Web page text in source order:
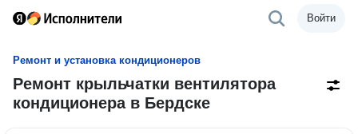
Войти
Ремонт и установка кондиционеров
Ремонт крыльчатки вентилятора
кондиционера в Бердске